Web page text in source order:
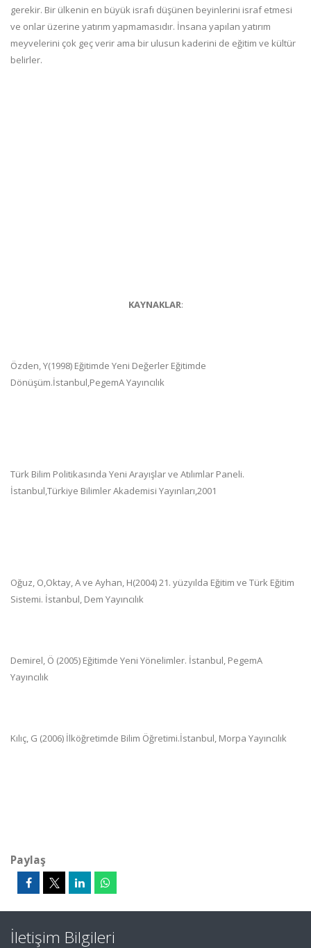
gerekir. Bir ülkenin en büyük israfı düşünen beyinlerini israf etmesi
ve onlar üzerine yatırım yapmamasıdır. İnsana yapılan yatırım
meyvelerini çok geç verir ama bir ulusun kaderini de eğitim ve kültür
belirler.
KAYNAKLAR:
Özden, Y(1998) Eğitimde Yeni Değerler Eğitimde
Dönüşüm.İstanbul,PegemA Yayıncılık
Türk Bilim Politikasında Yeni Arayışlar ve Atılımlar Paneli.
İstanbul,Türkiye Bilimler Akademisi Yayınları,2001
Oğuz, O,Oktay, A ve Ayhan, H(2004) 21. yüzyılda Eğitim ve Türk Eğitim
Sistemi. İstanbul, Dem Yayıncılık
Demirel, Ö (2005) Eğitimde Yeni Yönelimler. İstanbul, PegemA
Yayıncılık
Kılıç, G (2006) İlköğretimde Bilim Öğretimi.İstanbul, Morpa Yayıncılık
Paylaş
İletişim Bilgileri